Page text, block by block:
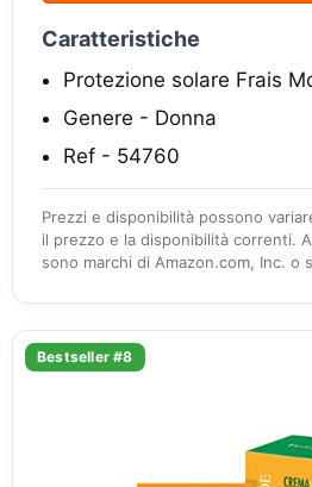
Caratteristiche
Protezione solare Frais
Genere - Donna
Ref - 54760
Prezzi e disponibilità possono
il prezzo e la disponibilità correnti.
sono marchi di Amazon.com, Inc. o
Bestseller #8